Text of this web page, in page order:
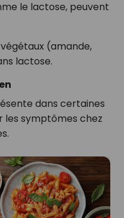
le lactose, peuvent
(amande,
lactose.
dans certaines
les symptômes chez